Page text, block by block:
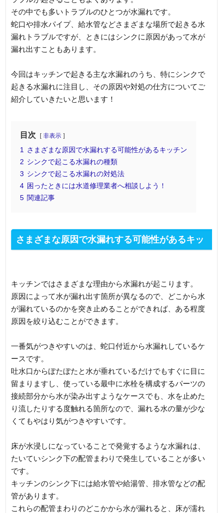
その中でも多いトラブルのひとつが水漏れです。
蛇口や排水パイプ、給水管などさまざまな場所で起きる水
漏れトラブルですが、ときにはシンクに原因があって水が
漏れ出すこともあります。
今回はキッチンで起きる主な水漏れのうち、特にシンクで
起きる水漏れに注目し、その原因や対処の仕方についてご
紹介していきたいと思います！
目次 非表示
1
さまざまな原因で水漏れする可能性があるキッチン
2 シンクで起こる水漏れの種類
3 シンクで起こる水漏れの対処法
4 困ったときには水道修理業者へ相談しよう！
5 関連記事
さまざまな原因で水漏れする可能性があるキッ
キッチンではさまざまな理由から水漏れが起こります。
原因によって水が漏れ出す箇所が異なるので、どこから水
が漏れているのかを突き止めることができれば、ある程度
原因を絞り込むことができます。
一番気がつきやすいのは、蛇口付近から水漏れしているケ
ースです。
吐水口からぽたぽたと水が垂れているだけでもすぐに目に
留まりますし、使っている最中に水栓を構成するパーツの
接続部分から水が染み出すようなケースでも、水を止めた
り流したりする度触れる箇所なので、漏れる水の量が少な
くてもやはり気がつきやすいです。
床が水浸しになっていることで発覚するような水漏れは、
たいていシンク下の配管まわりで発生していることが多い
です。
キッチンのシンク下には給水管や給湯管、排水管などの配
管があります。
これらの配管まわりのどこかから水が漏れると、床が濡れ